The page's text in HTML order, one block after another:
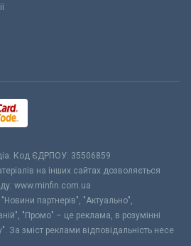
Код ЄДРПОУ: 35506859
на інших сайтах дозволяється
www.minfin.com.ua
партнерів", "Актуально",
"Промо" – це реклама, в розумінні
За зміст реклами відповідальність несе